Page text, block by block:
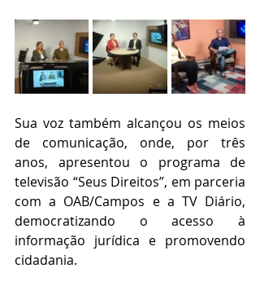
Sua voz também alcançou os meios
de comunicação, onde, por três
anos, apresentou o programa de
televisão “Seus Direitos”, em parceria
com a OAB/Campos e a TV Diário,
democratizando o acesso à
informação jurídica e promovendo
cidadania.